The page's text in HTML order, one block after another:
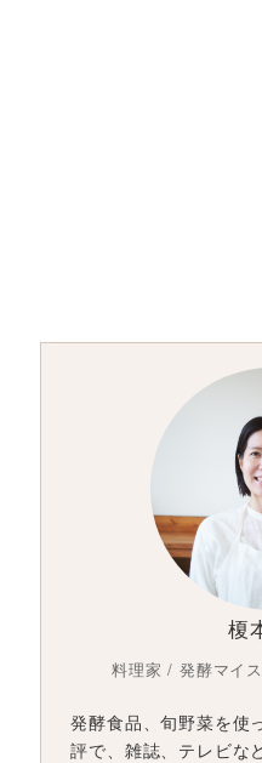
榎
料理家 / 発酵マイ
発酵食品、旬野菜を使
評で、雑誌、テレビな